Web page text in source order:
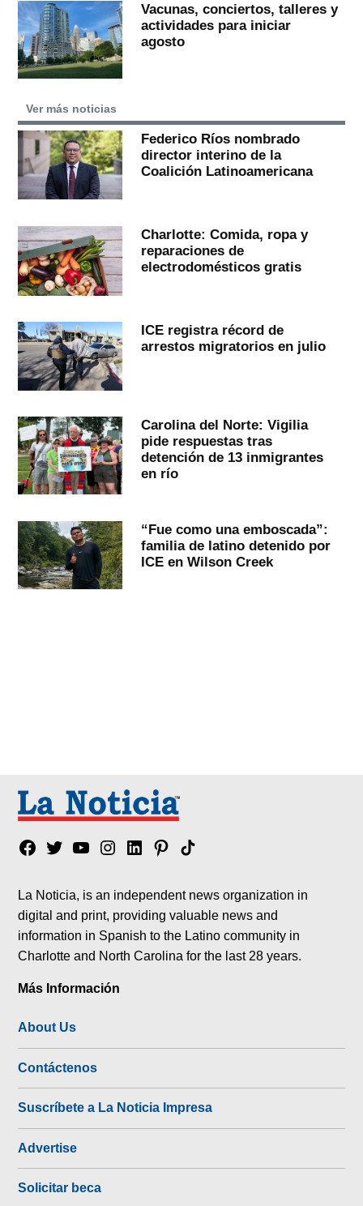
Vacunas, conciertos, talleres y
actividades para iniciar
agosto
Ver más noticias
Federico Ríos nombrado
director interino de la
Coalición Latinoamericana
Charlotte: Comida, ropa y
reparaciones de
electrodomésticos gratis
ICE registra récord de
arrestos migratorios en julio
Carolina del Norte: Vigilia
pide respuestas tras
detención de 13 inmigrantes
en río
“Fue como una emboscada”:
familia de latino detenido por
ICE en Wilson Creek
Facebook
TwitterYouTubeInstagram
LinkedinPinterest
Tik
La Noticia, is an independent news organization in
digital and print, providing valuable news and
information in Spanish to the Latino community in
Charlotte and North Carolina for the last 28 years.
Más Información
About Us
Contáctenos
Suscríbete a La Noticia Impresa
Advertise
Solicitar beca